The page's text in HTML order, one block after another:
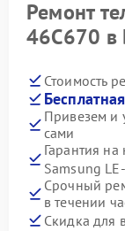
Ремонт
46C670 в
Стоимость
Привезем и
сами
Гарантия
Samsung
Срочный
в течении
Скидка для